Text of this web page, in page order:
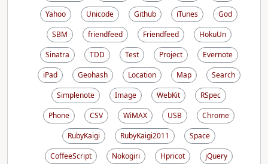
Yahoo
Unicode Github iTunes
God
SBM
friendfeed Friendfeed
HokuUn
Sinatra
TDD Test Project
Evernote
iPad
Geohash Location Map
Search
Simplenote
Image WebKit
RSpec
Phone
CSV WiMAX USB
Chrome
RubyKaigi
RubyKaigi2011
Space
CoffeeScript
Nokogiri Hpricot
jQuery